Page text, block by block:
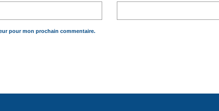
pour mon prochain commentaire.